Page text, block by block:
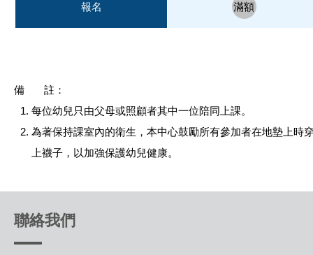
報名 滿額
備 註：
每位幼兒只由父母或照顧者其中一位陪同上課。
為著保持課室內的衛生，本中心鼓勵所有參加者在地墊上時
上襪子，以加強保護幼兒健康。
聯絡我們